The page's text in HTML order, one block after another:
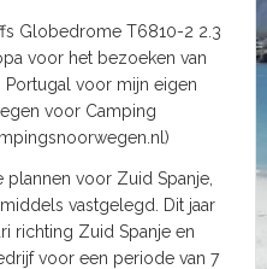
Globedrome T6810-2 2.3
voor het bezoeken van
Portugal voor mijn eigen
voor Camping
plannen voor Zuid Spanje,
vastgelegd. Dit jaar
richting Zuid Spanje en
voor een periode van 7